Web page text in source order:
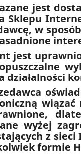
jest
Sklepu
w
jest
działalności
wyżej
z
formie